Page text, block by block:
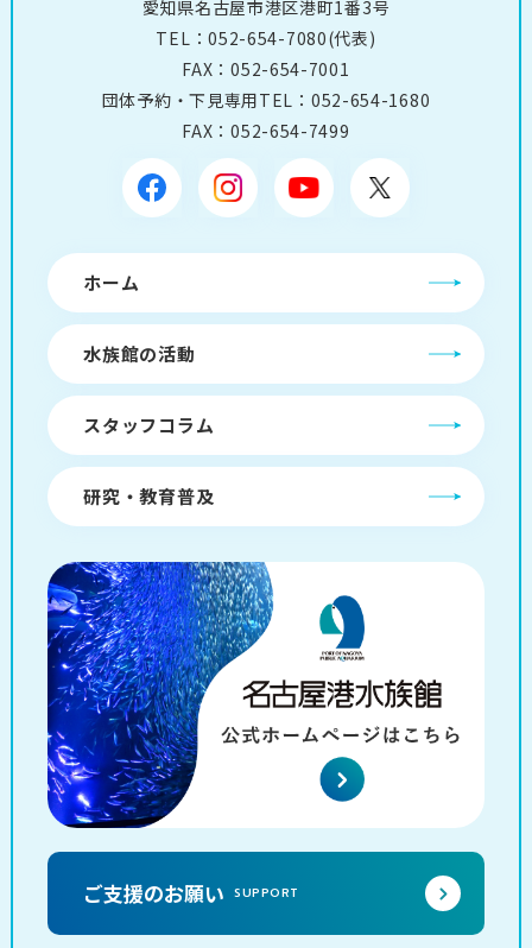
愛知県名古屋市港区港町1番3号
TEL：052-654-7080(代表)
FAX：052-654-7001
団体予約・下見専用TEL： 052-654-1680
FAX：052-654-7499
ホーム
水族館の活動
スタッフコラム
研究・教育普及
ご支援のお願い SUPPORT